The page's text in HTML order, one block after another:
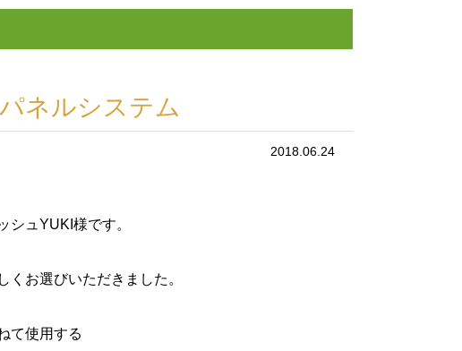
ネルシステム
2018.06.24
シュYUKI様です。
お選びいただきました。
て使用する